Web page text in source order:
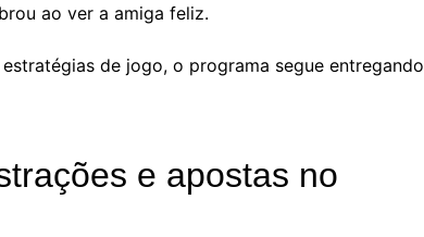
ao ver a amiga feliz.
de jogo, o programa segue entregando
e apostas no